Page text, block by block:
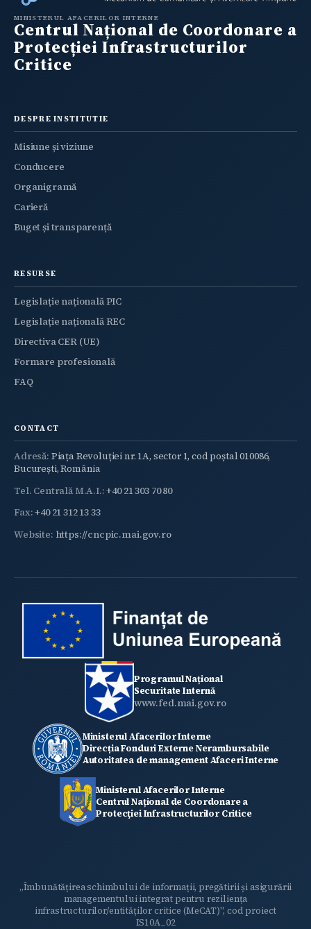
MINISTERUL AFACERILOR INTERNE
Centrul Național de Coordonare a
Protecției Infrastructurilor
Critice
DESPRE INSTITUTIE
Misiune și viziune
Conducere
Organigramă
Carieră
Buget și transparență
RESURSE
Legislație națională PIC
Legislație națională REC
Directiva CER (UE)
Formare profesională
FAQ
CONTACT
Adresă: Piața Revoluției nr. 1A, sector 1, cod poștal 010086,
București, România
Tel. Centrală M.A.I.:+40 21 303 70 80
Fax:+40 21 312 13 33
Website: https://cncpic.mai.gov.ro
Programul Național
Securitate Internă
www.fed.mai.gov.ro
Ministerul Afacerilor Interne
Direcția Fonduri Externe Nerambursabile
Autoritatea de management Afaceri Interne
Ministerul Afacerilor Interne
Centrul Național de Coordonare a
Protecţiei Infrastructurilor Critice
„Îmbunătățirea schimbului de informații, pregătirii și asigurării
managementului integrat pentru reziliența
infrastructurilor/entităților critice (MeCAT)", cod proiect
IS10A_02